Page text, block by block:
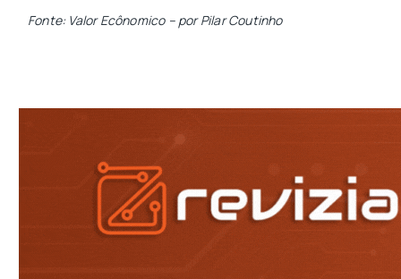
Fonte: Valor Ecônomico – por Pilar Coutinho